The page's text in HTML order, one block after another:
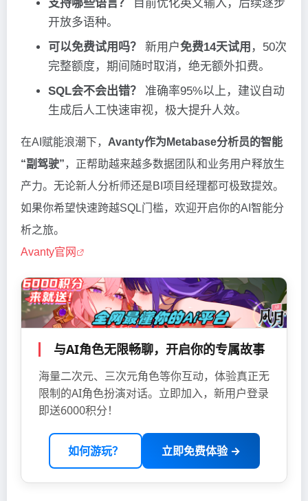
支持哪些语言？
目前优化英文输入，后续逐步
开放多语种。
可以免费试用吗？
新用户免费14天试用 ，50次
完整额度，期间随时取消，绝无额外扣费。
SQL会不会出错？
准确率95%以上，建议自动
生成后人工快速审视，极大提升人效。
在AI赋能浪潮下， Avanty作为Metabase分析员的智能
“副驾驶”，正帮助越来越多数据团队和业务用户释放生
产力。无论新人分析师还是BI项目经理都可极致提效。
如果你希望快速跨越SQL门槛，欢迎开启你的AI智能分
析之旅。
Avanty官网
与AI角色无限畅聊，开启你的专属故事
海量二次元、三次元角色等你互动，体验真正无
限制的AI角色扮演对话。立即加入，新用户登录
即送6000积分！
如何游玩？ 立即免费体验 →